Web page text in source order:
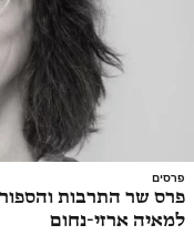
פרסים
למאיה ארזי-נחום